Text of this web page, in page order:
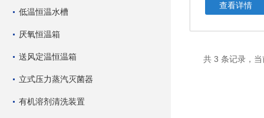
低温恒温水槽
厌氧恒温箱
送风定温恒温箱
立式压力蒸汽灭菌器
有机溶剂清洗装置
查看详情
共 3 条记录，